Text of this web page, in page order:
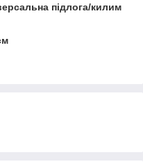
підлога/килим